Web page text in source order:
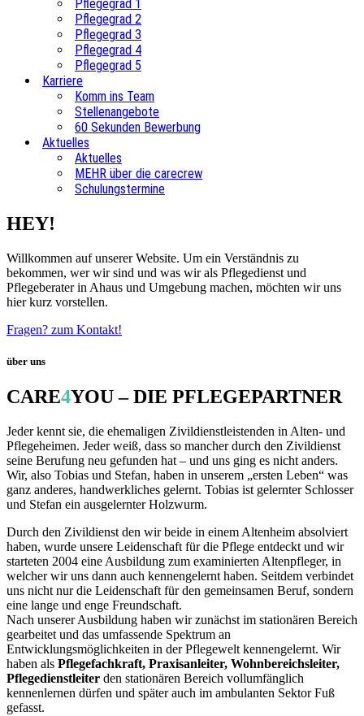
Pflegegrad 1
Pflegegrad 2
Pflegegrad 3
Pflegegrad 4
Pflegegrad 5
Karriere
Komm ins Team
Stellenangebote
60 Sekunden Bewerbung
Aktuelles
Aktuelles
MEHR über die carecrew
Schulungstermine
HEY!
Willkommen auf unserer Website. Um ein Verständnis zu
bekommen, wer wir sind und was wir als Pflegedienst und
Pflegeberater in Ahaus und Umgebung machen, möchten wir uns
hier kurz vorstellen.
Fragen? zum Kontakt!
über uns
CARE4YOU – DIE PFLEGEPARTNER
Jeder kennt sie, die ehemaligen Zivildienstleistenden in Alten- und
Pflegeheimen. Jeder weiß, dass so mancher durch den Zivildienst
seine Berufung neu gefunden hat – und uns ging es nicht anders.
Wir, also Tobias und Stefan, haben in unserem „ersten Leben“ was
ganz anderes, handwerkliches gelernt. Tobias ist gelernter Schlosser
und Stefan ein ausgelernter Holzwurm.
Durch den Zivildienst den wir beide in einem Altenheim absolviert
haben, wurde unsere Leidenschaft für die Pflege entdeckt und wir
starteten 2004 eine Ausbildung zum examinierten Altenpfleger, in
welcher wir uns dann auch kennengelernt haben. Seitdem verbindet
uns nicht nur die Leidenschaft für den gemeinsamen Beruf, sondern
eine lange und enge Freundschaft.
Nach unserer Ausbildung haben wir zunächst im stationären Bereich
gearbeitet und das umfassende Spektrum an
Entwicklungsmöglichkeiten in der Pflegewelt kennengelernt. Wir
haben als Pflegefachkraft, Praxisanleiter, Wohnbereichsleiter,
Pflegedienstleiter den stationären Bereich vollumfänglich
kennenlernen dürfen und später auch im ambulanten Sektor Fuß
gefasst.